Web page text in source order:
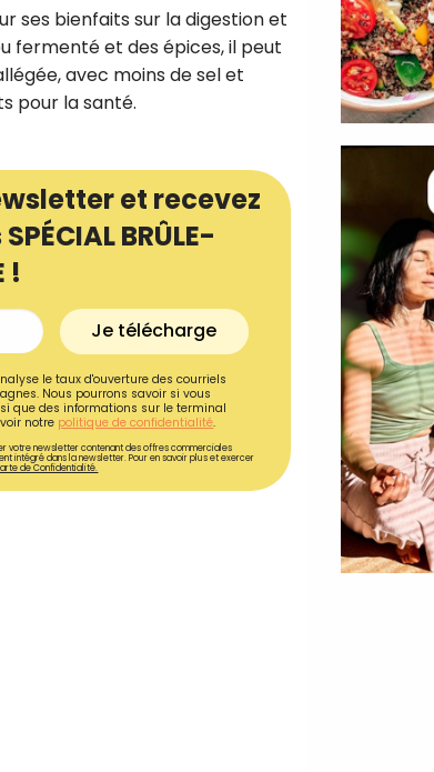
ses bienfaits sur la digestion et
fermenté et des épices, il peut
avec moins de sel et
pour la santé.
et recevez
BRÛLE-
!
Je télécharge
le taux d'ouverture des courriels
Nous pourrons savoir si vous
que des informations sur le terminal
notre politique de confidentialité.
votre newsletter contenant des offres commerciales
intégré dans la newsletter. Pour en savoir plus et exercer
de Confidentialité.